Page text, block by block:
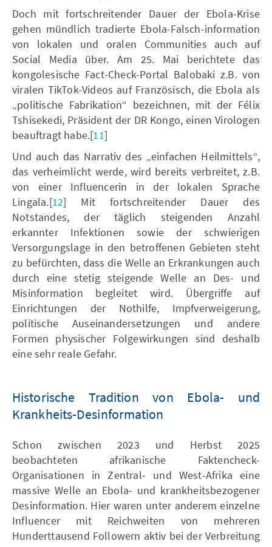
Doch mit fortschreitender Dauer der Ebola-Krise
gehen mündlich tradierte Ebola-Falsch-information
von lokalen und oralen Communities auch auf
Social Media über. Am 25. Mai berichtete das
kongolesische Fact-Check-Portal Balobaki z.B. von
viralen TikTok-Videos auf Französisch, die Ebola als
„politische Fabrikation“ bezeichnen, mit der Félix
Tshisekedi, Präsident der DR Kongo, einen Virologen
beauftragt habe.[11]
Und auch das Narrativ des „einfachen Heilmittels“,
das verheimlicht werde, wird bereits verbreitet, z.B.
von einer Influencerin in der lokalen Sprache
Lingala.[12] Mit fortschreitender Dauer des
Notstandes, der täglich steigenden Anzahl
erkannter Infektionen sowie der schwierigen
Versorgungslage in den betroffenen Gebieten steht
zu befürchten, dass die Welle an Erkrankungen auch
durch eine stetig steigende Welle an Des- und
Misinformation begleitet wird. Übergriffe auf
Einrichtungen der Nothilfe, Impfverweigerung,
politische Auseinandersetzungen und andere
Formen physischer Folgewirkungen sind deshalb
eine sehr reale Gefahr.
Historische Tradition von Ebola- und
Krankheits-Desinformation
Schon zwischen 2023 und Herbst 2025
beobachteten afrikanische Faktencheck-
Organisationen in Zentral- und West-Afrika eine
massive Welle an Ebola- und krankheitsbezogener
Desinformation. Hier waren unter anderem einzelne
Influencer mit Reichweiten von mehreren
Hunderttausend Followern aktiv bei der Verbreitung